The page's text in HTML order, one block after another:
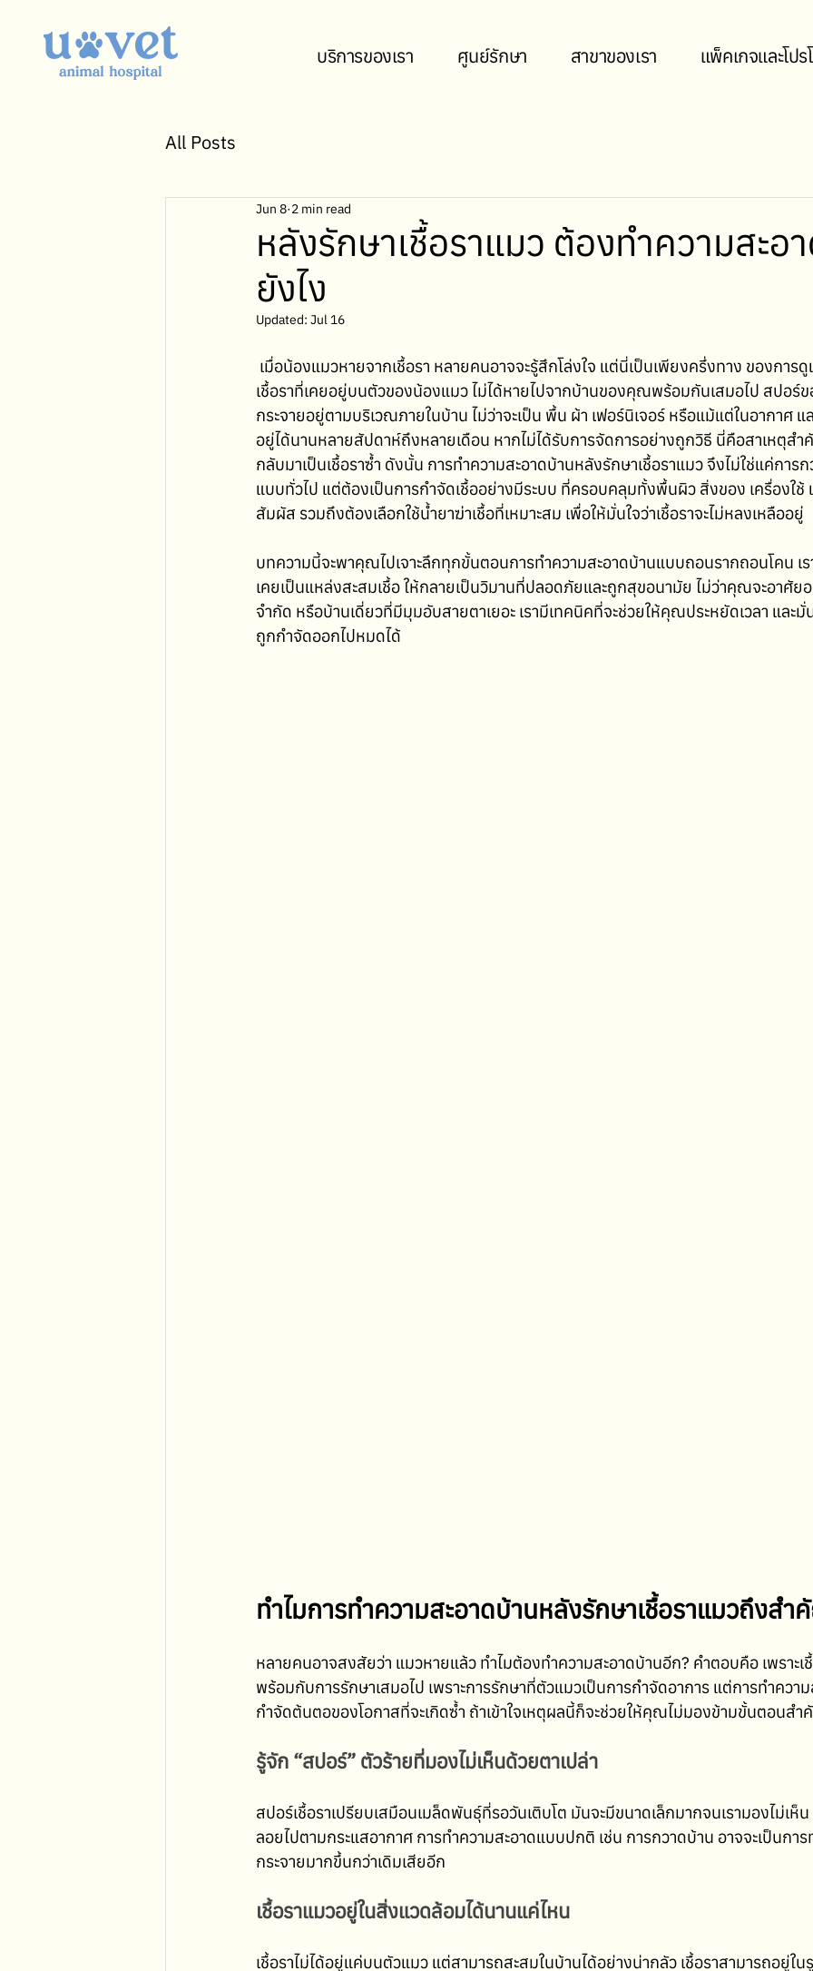
บริการของเรา ศูนย์รักษา สาขาของเรา แพ็คเกจและโปร
All Posts
หลังรักษาเชื้อราแมว ต้องทำความสะอ
ยังไง
Jun 8 2 min read
Updated: Jul 16
เมื่อน้องแมวหายจากเชื้อรา หลายคนอาจจะรู้สึกโล่งใจ แต่นี่เป็นเพียงครึ่งทาง ของการดู
เชื้อราที่เคยอยู่บนตัวของน้องแมว ไม่ได้หายไปจากบ้านของคุณพร้อมกันเสมอไป สปอร์ข
กระจายอยู่ตามบริเวณภายในบ้าน ไม่ว่าจะเป็น พื้น ผ้า เฟอร์นิเจอร์ หรือแม้แต่ในอากาศ แ
อยู่ได้นานหลายสัปดาห์ถึงหลายเดือน หากไม่ได้รับการจัดการอย่างถูกวิธี นี่คือสาเหตุส
กลับมาเป็นเชื้อราซ้ำ ดังนั้น การทำความสะอาดบ้านหลังรักษาเชื้อราแมว จึงไม่ใช่แค่การ
แบบทั่วไป แต่ต้องเป็นการกำจัดเชื้ออย่างมีระบบ ที่ครอบคลุมทั้งพื้นผิว สิ่งของ เครื่องใช้
สัมผัส รวมถึงต้องเลือกใช้น้ำยาฆ่าเชื้อที่เหมาะสม เพื่อให้มั่นใจว่าเชื้อราจะไม่หลงเหลืออยู่
บทความนี้จะพาคุณไปเจาะลึกทุกขั้นตอนการทำความสะอาดบ้านแบบถอนรากถอนโคน เ
เคยเป็นแหล่งสะสมเชื้อ ให้กลายเป็นวิมานที่ปลอดภัยและถูกสุขอนามัย ไม่ว่าคุณจะอาศั
จำกัด หรือบ้านเดี่ยวที่มีมุมอับสายตาเยอะ เรามีเทคนิคที่จะช่วยให้คุณประหยัดเวลา และมั่
ถูกกำจัดออกไปหมดได้
ทำไมการทำความสะอาดบ้านหลังรักษาเชื้อราแมวถึงสำ
หลายคนอาจสงสัยว่า แมวหายแล้ว ทำไมต้องทำความสะอาดบ้านอีก? คำตอบคือ เพราะเ
พร้อมกับการรักษาเสมอไป เพราะการรักษาที่ตัวแมวเป็นการกำจัดอาการ แต่การทำควา
กำจัดต้นตอของโอกาสที่จะเกิดซ้ำ ถ้าเข้าใจเหตุผลนี้ก็จะช่วยให้คุณไม่มองข้ามขั้นตอนส
รู้จัก “สปอร์” ตัวร้ายที่มองไม่เห็นด้วยตาเปล่า
สปอร์เชื้อราเปรียบเสมือนเมล็ดพันธุ์ที่รอวันเติบโต มันจะมีขนาดเล็กมากจนเรามองไม่เห็น
ลอยไปตามกระแสอากาศ การทำความสะอาดแบบปกติ เช่น การกวาดบ้าน อาจจะเป็นกา
กระจายมากขึ้นกว่าเดิมเสียอีก
เชื้อราแมวอยู่ในสิ่งแวดล้อมได้นานแค่ไหน
เชื้อราไม่ได้อยู่แค่บนตัวแมว แต่สามารถสะสมในบ้านได้อย่างน่ากลัว เชื้อราสามารถอยู่ใ